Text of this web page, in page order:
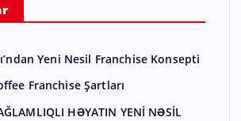
Yeni Nesil Franchise Konsepti
Franchise Şartları
HƏYATIN YENİ NƏSİL